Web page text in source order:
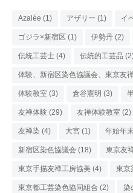
Azalée (1) アザリー (1) イ
ゴジラ×新宿区 (1) 伊勢丹 (2)
伝統工芸士 (4) 伝統的工芸品
体験、新宿区染色協議会、東京友
体験教室 (3) 倉谷憲明 (3)
友禅体験 (29) 友禅体験教室 (2)
友禅染 (4) 大宮 (1) 年始年
新宿区染色協議会 (18) 東京友
東京手描友禅工房協美 (4) 東京
東京都工芸染色協同組合 (2) 染